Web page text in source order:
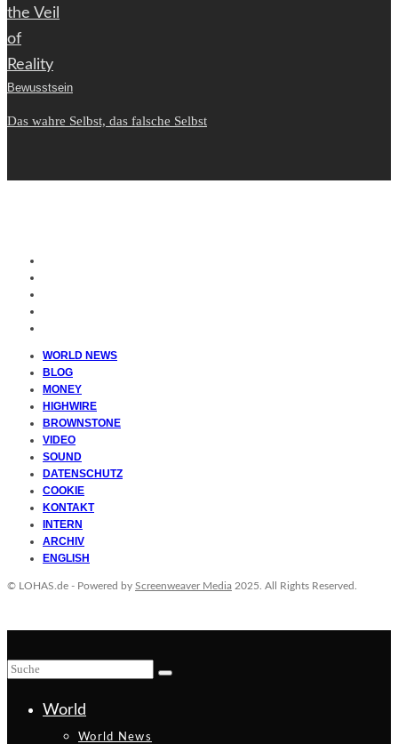
Bewusstsein
Das wahre Selbst, das falsche Selbst
WORLD NEWS
BLOG
MONEY
HIGHWIRE
BROWNSTONE
VIDEO
SOUND
DATENSCHUTZ
COOKIE
KONTAKT
INTERN
ARCHIV
ENGLISH
© LOHAS.de - Powered by Screenweaver Media 2025. All Rights Reserved.
World
World News